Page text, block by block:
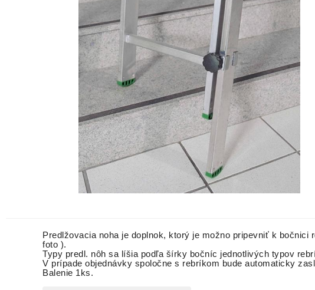
Predlžovacia noha je doplnok, ktorý je možno pripevniť k
foto ).
Typy predl. nôh sa líšia podľa šírky bočníc jednotlivých typov
V prípade objednávky spoločne s rebríkom bude automaticky
Balenie 1ks.